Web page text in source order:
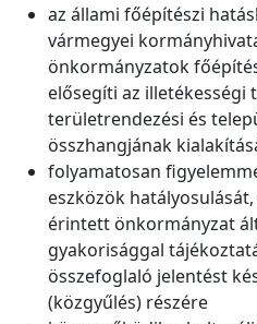
az állami főépítészi
vármegyei
önkormányzatok
elősegíti az
területrendezési és
összhangjának
folyamatosan
eszközök
érintett önkormányzat
gyakorisággal
összefoglaló jelentést
(közgyűlés) részére